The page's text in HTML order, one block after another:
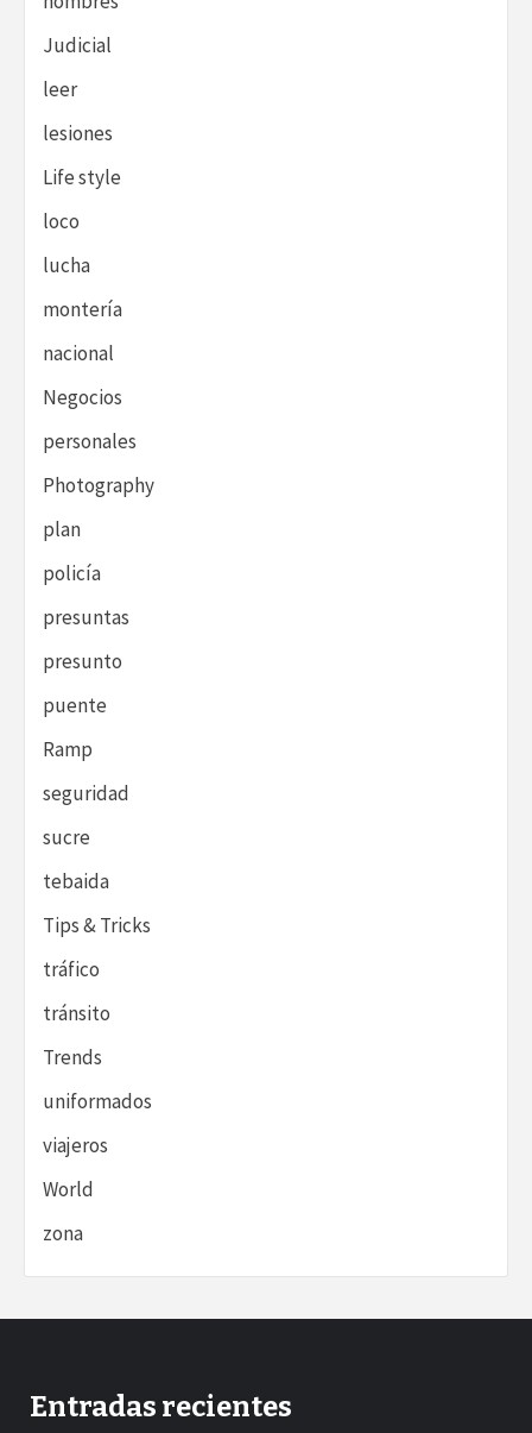
Judicial
leer
lesiones
Life style
loco
lucha
montería
nacional
Negocios
personales
Photography
plan
policía
presuntas
presunto
puente
Ramp
seguridad
sucre
tebaida
Tips & Tricks
tráfico
tránsito
Trends
uniformados
viajeros
World
zona
Entradas recientes